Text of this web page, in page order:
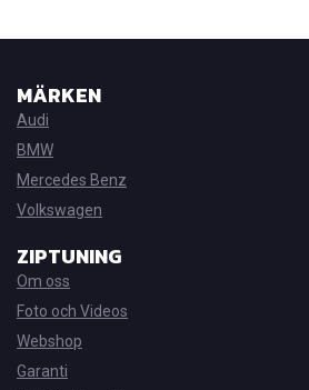
MÄRKEN
Audi
BMW
Mercedes Benz
Volkswagen
ZIPTUNING
Om oss
Foto och Videos
Webshop
Garanti